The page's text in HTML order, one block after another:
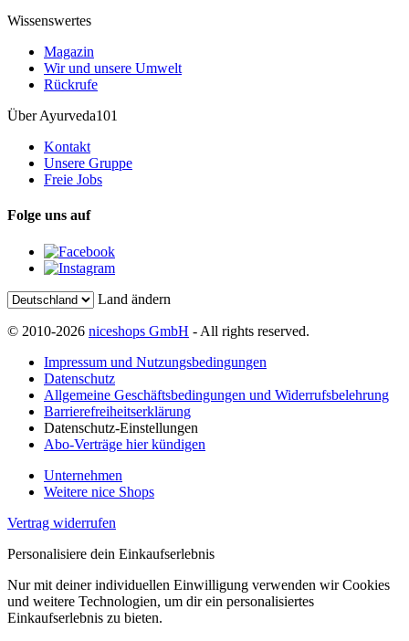
Wissenswertes
Magazin
Wir und unsere Umwelt
Rückrufe
Über Ayurveda101
Kontakt
Unsere Gruppe
Freie Jobs
Folge uns auf
Land ändern
© 2010-2026 niceshops GmbH - All rights reserved.
Impressum und Nutzungsbedingungen
Datenschutz
Allgemeine Geschäftsbedingungen und Widerrufsbelehrung
Barrierefreiheitserklärung
Datenschutz-Einstellungen
Abo-Verträge hier kündigen
Unternehmen
Weitere nice Shops
Vertrag widerrufen
Personalisiere dein Einkaufserlebnis
Nur mit deiner individuellen Einwilligung verwenden wir Cookies
und weitere Technologien, um dir ein personalisiertes
Einkaufserlebnis zu bieten.